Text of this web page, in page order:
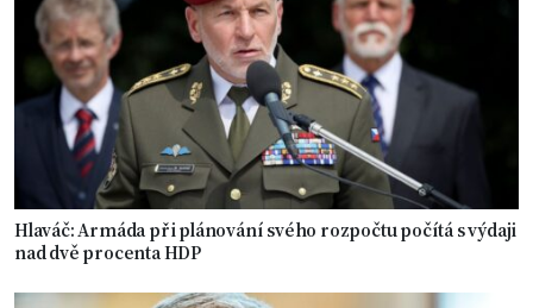
Hlaváč: Armáda při plánování svého rozpočtu počítá s výdaji
nad dvě procenta HDP